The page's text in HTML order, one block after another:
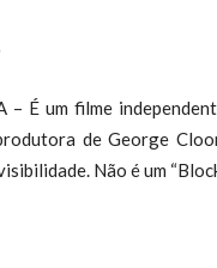
– É um filme
de George
Não é um